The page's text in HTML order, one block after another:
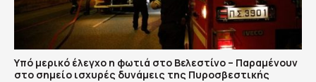
Υπό μερικό έλεγχο η φωτιά στο Βελεστίνο – Παραμένουν
στο σημείο ισχυρές δυνάμεις της Πυροσβεστικής